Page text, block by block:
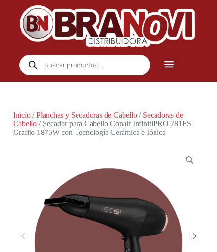
Inicio/Planchas y Secadoras de Cabello/ Secadoras de
Cabello/ Secador para Cabello Conair InfinitiPRO 781ES
Grafito 1875W con Tecnología Cerámica e Iónica